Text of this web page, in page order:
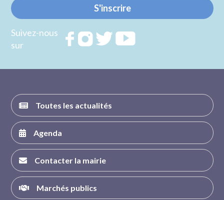
S'inscrire
Suivez-nous
sur
RejoignezRejoignezRejoignez
Toutes les actualités
Agenda
Contacter la mairie
Marchés publics